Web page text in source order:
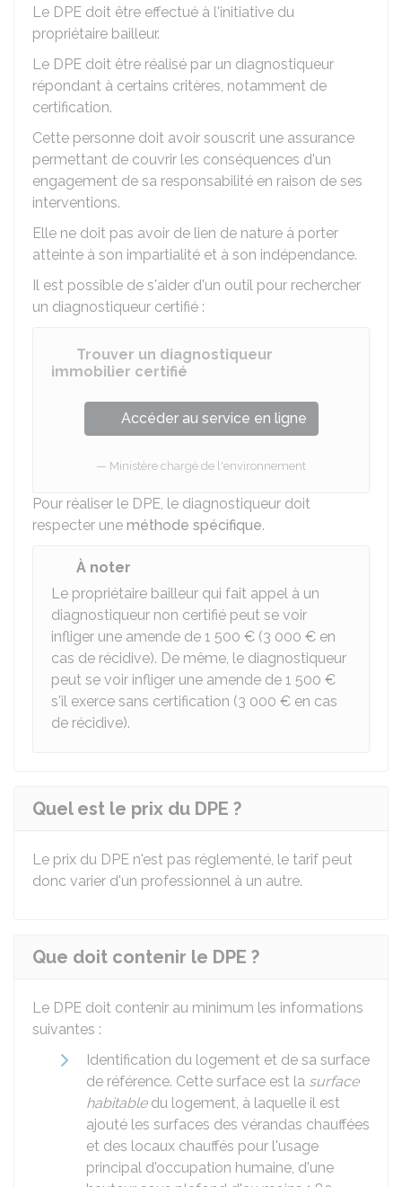
Le DPE doit être effectué à l'initiative du
propriétaire bailleur.
Le DPE doit être réalisé par un diagnostiqueur
répondant à certains critères, notamment de
certification.
Cette personne doit avoir souscrit une assurance
permettant de couvrir les conséquences d'un
engagement de sa responsabilité en raison de ses
interventions.
Elle ne doit pas avoir de lien de nature à porter
atteinte à son impartialité et à son indépendance.
Il est possible de s'aider d'un outil pour rechercher
un diagnostiqueur certifié :
Trouver un diagnostiqueur
immobilier certifié
Accéder au service en ligne
Ministère chargé de l'environnement
Pour réaliser le DPE, le diagnostiqueur doit
respecter une méthode spécifique.
À noter
Le propriétaire bailleur qui fait appel à un
diagnostiqueur non certifié peut se voir
infliger une amende de 1 500 € (3 000 € en
cas de récidive). De même, le diagnostiqueur
peut se voir infliger une amende de 1 500 €
s'il exerce sans certification (3 000 € en cas
de récidive).
Quel est le prix du DPE ?
Le prix du DPE n'est pas réglementé, le tarif peut
donc varier d'un professionnel à un autre.
Que doit contenir le DPE ?
Le DPE doit contenir au minimum les informations
suivantes :
Identification du logement et de sa surface
de référence. Cette surface est la surface
habitabledu logement, à laquelle il est
ajouté les surfaces des vérandas chauffées
et des locaux chauffés pour l'usage
principal d'occupation humaine, d'une